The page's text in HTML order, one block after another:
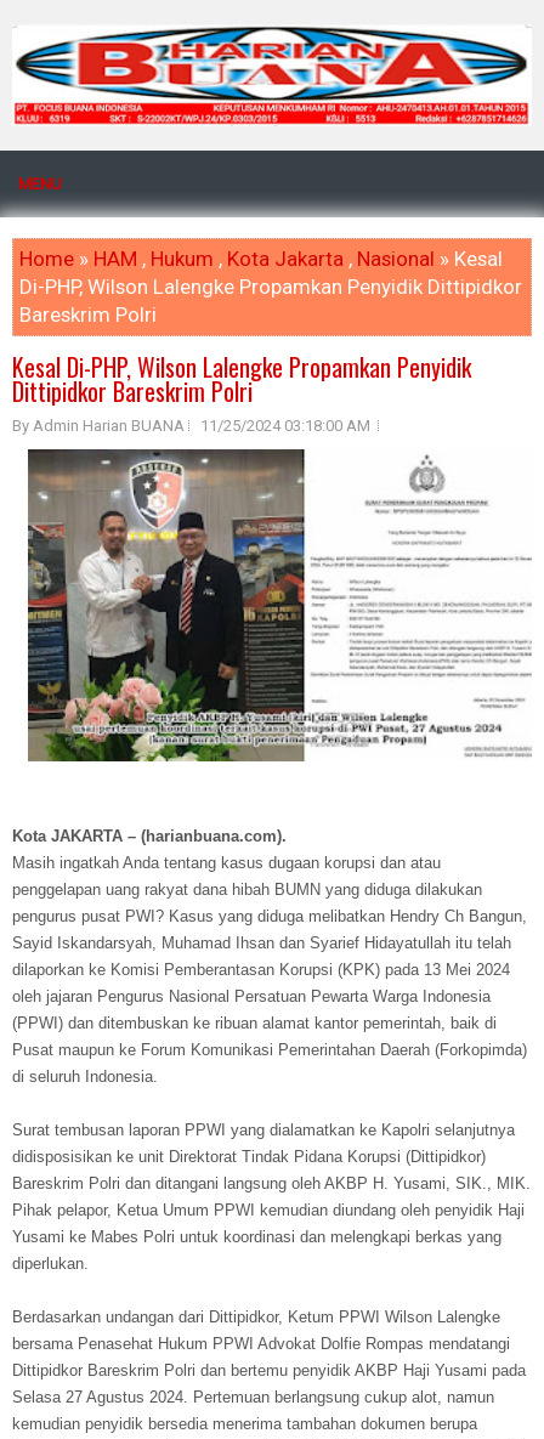
MENU
Home » HAM , Hukum , Kota Jakarta , Nasional » Kesal
Di-PHP, Wilson Lalengke Propamkan Penyidik Dittipidkor
Bareskrim Polri
Kesal Di-PHP, Wilson Lalengke Propamkan Penyidik
Dittipidkor Bareskrim Polri
By Admin Harian BUANA 11/25/2024 03:18:00 AM
Kota JAKARTA – (harianbuana.com).
Masih ingatkah Anda tentang kasus dugaan korupsi dan atau
penggelapan uang rakyat dana hibah BUMN yang diduga dilakukan
pengurus pusat PWI? Kasus yang diduga melibatkan Hendry Ch Bangun,
Sayid Iskandarsyah, Muhamad Ihsan dan Syarief Hidayatullah itu telah
dilaporkan ke Komisi Pemberantasan Korupsi (KPK) pada 13 Mei 2024
oleh jajaran Pengurus Nasional Persatuan Pewarta Warga Indonesia
(PPWI) dan ditembuskan ke ribuan alamat kantor pemerintah, baik di
Pusat maupun ke Forum Komunikasi Pemerintahan Daerah (Forkopimda)
di seluruh Indonesia.
Surat tembusan laporan PPWI yang dialamatkan ke Kapolri selanjutnya
didisposisikan ke unit Direktorat Tindak Pidana Korupsi (Dittipidkor)
Bareskrim Polri dan ditangani langsung oleh AKBP H. Yusami, SIK., MIK.
Pihak pelapor, Ketua Umum PPWI kemudian diundang oleh penyidik Haji
Yusami ke Mabes Polri untuk koordinasi dan melengkapi berkas yang
diperlukan.
Berdasarkan undangan dari Dittipidkor, Ketum PPWI Wilson Lalengke
bersama Penasehat Hukum PPWI Advokat Dolfie Rompas mendatangi
Dittipidkor Bareskrim Polri dan bertemu penyidik AKBP Haji Yusami pada
Selasa 27 Agustus 2024. Pertemuan berlangsung cukup alot, namun
kemudian penyidik bersedia menerima tambahan dokumen berupa